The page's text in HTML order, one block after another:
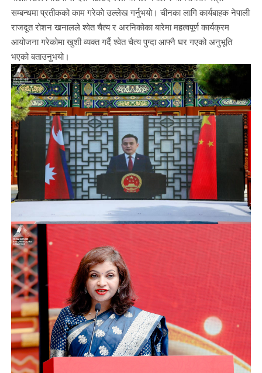
सम्बन्धमा प्रतीकको काम गरेको उल्लेख गर्नुभयो। चीनका लागि कार्यबाहक नेपाली
राजदूत रोशन खनालले श्वेत चैत्य र अरनिकोका बारेमा महत्वपूर्ण कार्यक्रम
आयोजना गरेकोमा खुशी व्यक्त गर्दै श्वेत चैत्य पुग्दा आफ्नै घर गएको अनुभूति
भएको बताउनुभयो।